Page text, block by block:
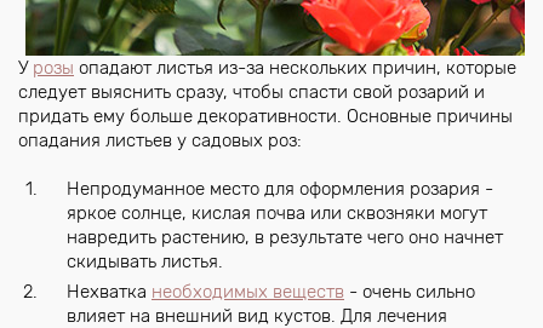
У розы опадают листья из-за нескольких причин, которые
следует выяснить сразу, чтобы спасти свой розарий и
придать ему больше декоративности. Основные причины
опадания листьев у садовых роз:
Непродуманное место для оформления розария -
яркое солнце, кислая почва или сквозняки могут
навредить растению, в результате чего оно начнет
скидывать листья.
Нехватка необходимых веществ - очень сильно
влияет на внешний вид кустов. Для лечения